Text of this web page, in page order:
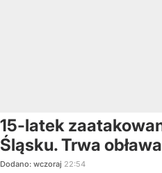
15-latek
Śląsku. Trwa
Dodano: wczoraj 22:54